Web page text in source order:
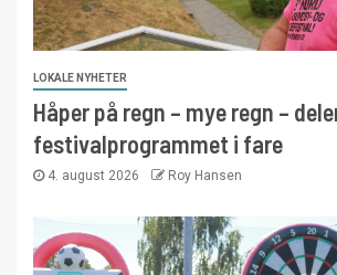
LOKALE NYHETER
Håper på regn – mye regn –
festivalprogrammet i fare
4. august 2026 Roy Hansen